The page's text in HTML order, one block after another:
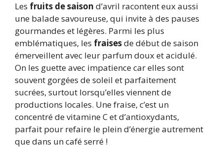
Les fruits de saison d’avril racontent eux aussi
une balade savoureuse, qui invite à des pauses
gourmandes et légères. Parmi les plus
emblématiques, les fraisesde début de saison
émerveillent avec leur parfum doux et acidulé.
On les guette avec impatience car elles sont
souvent gorgées de soleil et parfaitement
sucrées, surtout lorsqu’elles viennent de
productions locales. Une fraise, c’est un
concentré de vitamine C et d’antioxydants,
parfait pour refaire le plein d’énergie autrement
que dans un café serré !